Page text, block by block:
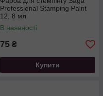
Professional Stamping Paint
12, 8 мл
В наявності
75 ₴
Купити